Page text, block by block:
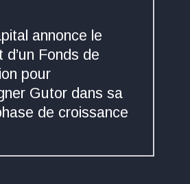
annonce le
d’un Fonds de
pour
Gutor dans sa
de croissance